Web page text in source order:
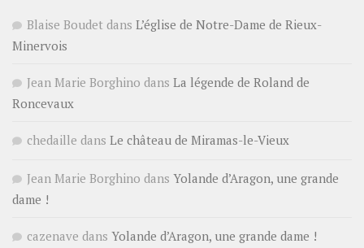
Blaise Boudet dans L’église de Notre-Dame de Rieux-
Minervois
Jean Marie Borghino dans La légende de Roland de
Roncevaux
chedaille dans Le château de Miramas-le-Vieux
Jean Marie Borghino dans Yolande d’Aragon, une grande
dame !
cazenave dans Yolande d’Aragon, une grande dame !